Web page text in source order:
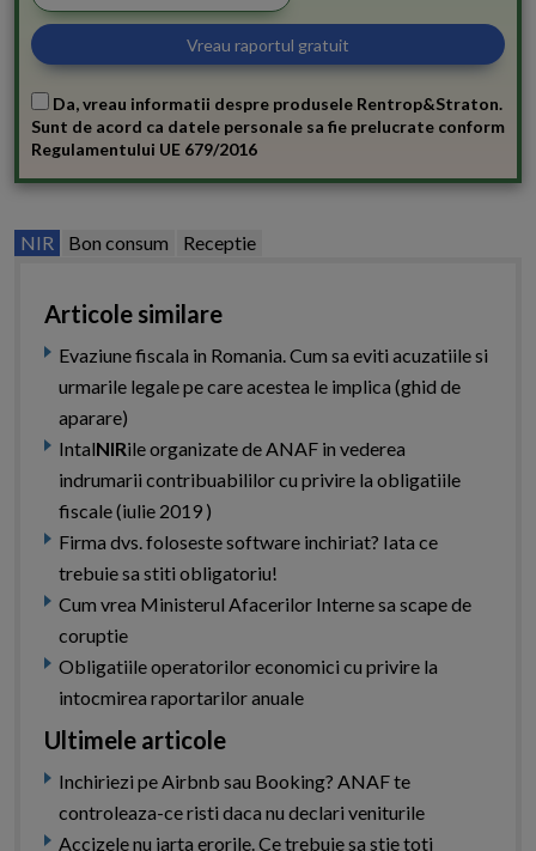
Da, vreau informatii despre produsele Rentrop&Straton.
Sunt de acord ca datele personale sa fie prelucrate conform
Regulamentului UE 679/2016
NIR Bon consum Receptie
Articole similare
Evaziune fiscala in Romania. Cum sa eviti acuzatiile si
urmarile legale pe care acestea le implica (ghid de
aparare)
IntalNIRile organizate de ANAF in vederea
indrumarii contribuabililor cu privire la obligatiile
fiscale (iulie 2019 )
Firma dvs. foloseste software inchiriat? Iata ce
trebuie sa stiti obligatoriu!
Cum vrea Ministerul Afacerilor Interne sa scape de
coruptie
Obligatiile operatorilor economici cu privire la
intocmirea raportarilor anuale
Ultimele articole
Inchiriezi pe Airbnb sau Booking? ANAF te
controleaza-ce risti daca nu declari veniturile
Accizele nu iarta erorile. Ce trebuie sa stie toti